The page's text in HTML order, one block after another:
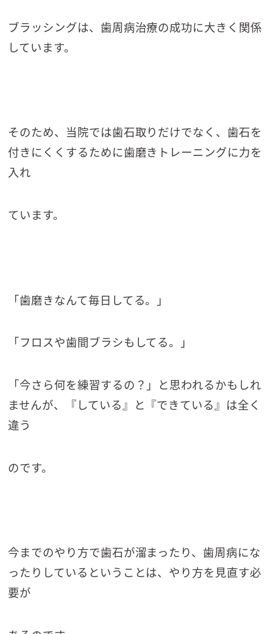
ブラッシングは、歯周病治療の成功に大きく関係
しています。
そのため、当院では歯石取りだけでなく、歯石を
付きにくくするために歯磨きトレーニングに力を
入れ
ています。
「歯磨きなんて毎日してる。」
「フロスや歯間ブラシもしてる。」
「今さら何を練習するの？」と思われるかもしれ
ませんが、『している』と『できている』は全く
違う
のです。
今までのやり方で歯石が溜まったり、歯周病にな
ったりしているということは、やり方を見直す必
要が